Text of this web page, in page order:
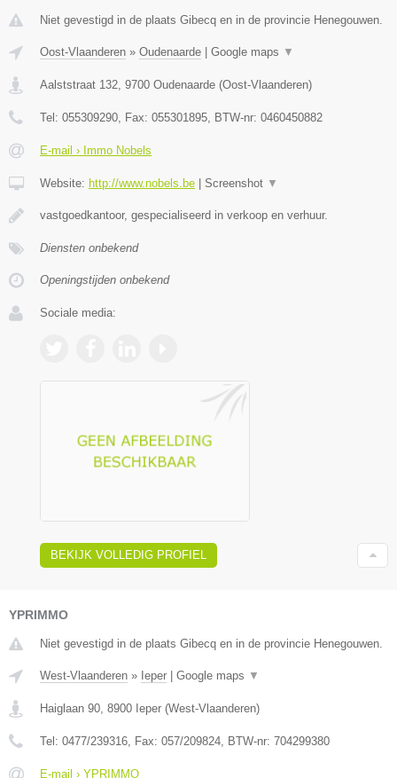
Niet gevestigd in de plaats Gibecq en in de provincie Henegouwen.
Oost-Vlaanderen » Oudenaarde Google maps ▼
Aalststraat 132, 9700 Oudenaarde (Oost-Vlaanderen)
Tel: 055309290, Fax: 055301895, BTW-nr: 0460450882
E-mail › Immo Nobels
Website: http://www.nobels.be Screenshot ▼
vastgoedkantoor, gespecialiseerd in verkoop en verhuur.
Diensten onbekend
Openingstijden onbekend
Sociale media:
BEKIJK VOLLEDIG PROFIEL
YPRIMMO
Niet gevestigd in de plaats Gibecq en in de provincie Henegouwen.
West-Vlaanderen » Ieper Google maps ▼
Haiglaan 90, 8900 Ieper (West-Vlaanderen)
Tel: 0477/239316, Fax: 057/209824, BTW-nr: 704299380
E-mail › YPRIMMO